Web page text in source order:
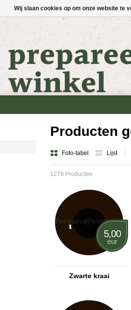
Producten
Foto-tabel Lijst
1278 Producten
5,00
eur
Zwarte kraai
Wij slaan cookies op om onze website te